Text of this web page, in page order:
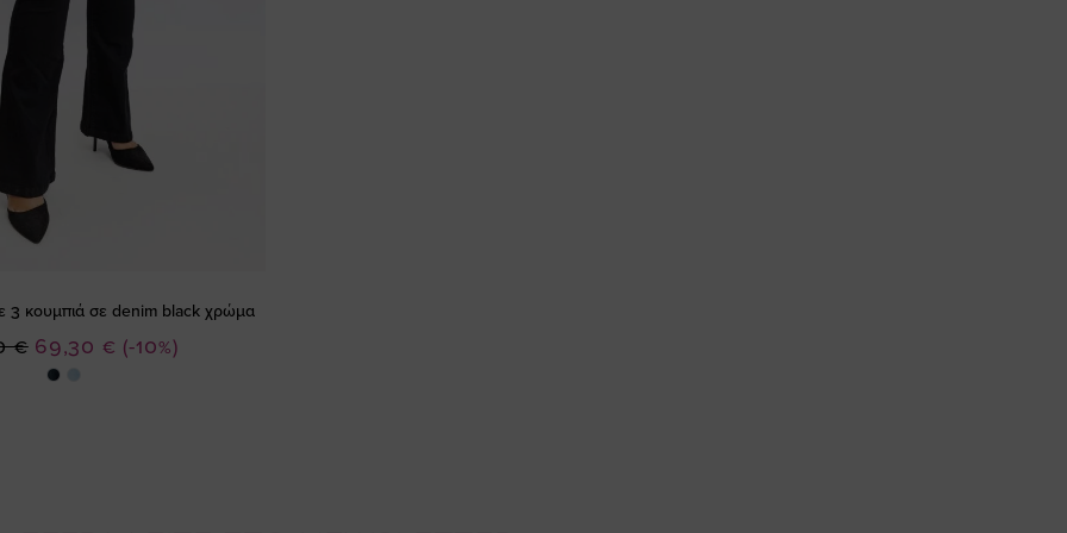
3 κουμπιά σε denim black χρώμα
(-10%)
Ειδική
Τιμή
69,30 €
€